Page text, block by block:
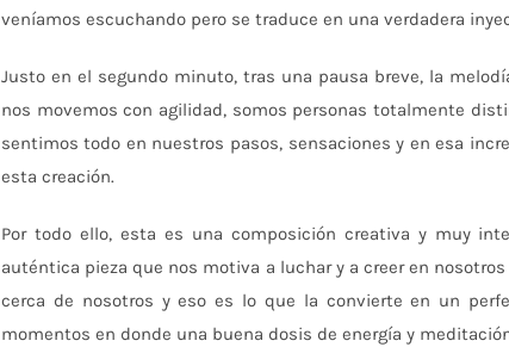
veníamos escuchando pero se traduce en una verdadera
Justo en el segundo minuto, tras una pausa breve, la
nos movemos con agilidad, somos personas totalmente
sentimos todo en nuestros pasos, sensaciones y en esa
esta creación.
Por todo ello, esta es una composición creativa y muy
auténtica pieza que nos motiva a luchar y a creer en
cerca de nosotros y eso es lo que la convierte en un
momentos en donde una buena dosis de energía y